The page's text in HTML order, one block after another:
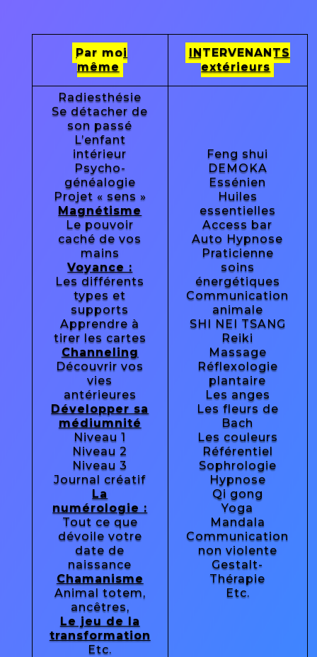
Par moi
même
INTERVENANTS
extérieurs
Radiesthésie
Se détacher de
son passé
L’enfant
intérieur
Psycho-
généalogie
Projet « sens »
Magnétisme
Le pouvoir
caché de vos
mains
Voyance :
Les différents
types et
supports
Apprendre à
tirer les cartes
Channeling
Découvrir vos
vies
antérieures
Développer sa
médiumnité
Niveau 1
Niveau 2
Niveau 3
Journal créatif
La
numérologie :
Tout ce que
dévoile votre
date de
naissance
Chamanisme
Animal totem,
ancêtres,
Le jeu de la
transformation
Etc.
Feng shui
DEMOKA
Essénien
Huiles
essentielles
Access bar
Auto Hypnose
Praticienne
soins
énergétiques
Communication
animale
SHI NEI TSANG
Reiki
Massage
Réflexologie
plantaire
Les anges
Les fleurs de
Bach
Les couleurs
Référentiel
Sophrologie
Hypnose
Qi gong
Yoga
Mandala
Communication
non violente
Gestalt-
Thérapie
Etc.